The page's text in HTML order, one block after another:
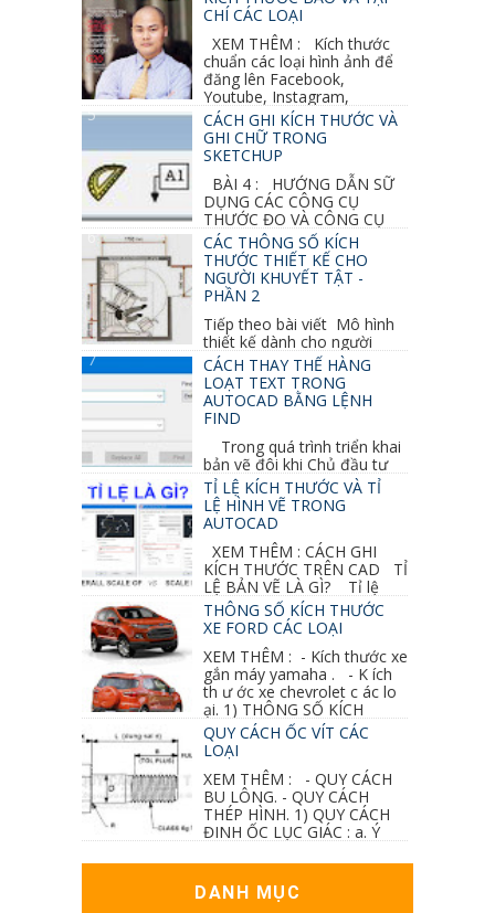
CHÍ CÁC LOẠI
XEM THÊM : Kích thước
chuẩn các loại hình ảnh để
đăng lên Facebook,
Youtube, Instagram,
Linkedin, Pinterest...CÁCH GHI KÍCH THƯỚC VÀ
GHI CHỮ TRONG
SKETCHUP
BÀI 4 : HƯỚNG DẪN SỮ
DỤNG CÁC CÔNG CỤ
THƯỚC ĐO VÀ CÔNG CỤ
GHI CHỮ 2D, 3D TRONG SKETCHUP Ở bài
học trước ta đã...
CÁC THÔNG SỐ KÍCH
THƯỚC THIẾT KẾ CHO
NGƯỜI KHUYẾT TẬT -
PHẦN 2
Tiếp theo bài viết Mô hình
thiết kế dành cho người
khuyết tật ở phần 1 chúng ta cùng tìm hiểu
thêm các vấn đề và...
CÁCH THAY THẾ HÀNG
LOẠT TEXT TRONG
AUTOCAD BẰNG LỆNH
FIND
Trong quá trình triển khai
bản vẽ đôi khi Chủ đầu tư
thay đổi thiết kế hoặc do bản vẽ mình ghi chú
sai mục nào đó...
TỈ LỆ KÍCH THƯỚC VÀ TỈ
LỆ HÌNH VẼ TRONG
AUTOCAD
XEM THÊM : CÁCH GHI
KÍCH THƯỚC TRÊN CAD TỈ
LỆ BẢN VẼ LÀ GÌ? Tỉ lệ
của hình vẽ trong bản vẽ thiết kế kiến trúc...
THÔNG SỐ KÍCH THƯỚC
XE FORD CÁC LOẠI
XEM THÊM : - Kích thước xe
gắn máy yamaha . - K ích
th ư ớc xe chevrolet c ác lo
ại. 1) THÔNG SỐ KÍCH
QUY CÁCH ỐC VÍT CÁC
LOẠI
XEM THÊM : - QUY CÁCH
BU LÔNG. - QUY CÁCH
THÉP HÌNH. 1) QUY CÁCH
ĐINH ỐC LỤC GIÁC : a. Ý
DANH MỤC